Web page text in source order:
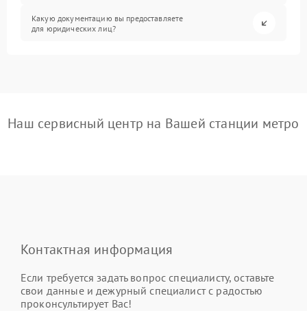
Какую документацию вы предоставляете
для юридических лиц?
Наш сервисный центр на Вашей станции метро
Контактная информация
Если требуется задать вопрос специалисту, оставьте
свои данные и дежурный специалист с радостью
проконсультирует Вас!